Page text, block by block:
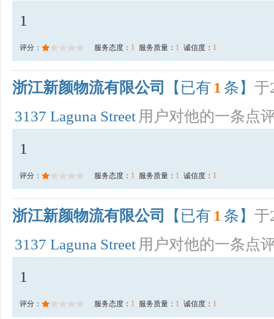
1
评分： 服务态度： 1 服务质量： 1 诚信度： 1
浙江新颜物流有限公司 【已有 1 条】 于
3137 Laguna Street 用户对他的一条点
1
评分： 服务态度： 1 服务质量： 1 诚信度： 1
浙江新颜物流有限公司 【已有 1 条】 于
3137 Laguna Street 用户对他的一条点
1
评分： 服务态度： 1 服务质量： 1 诚信度： 1